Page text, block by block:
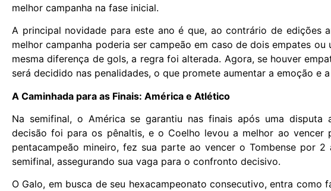
melhor campanha na fase inicial.
A principal novidade para este ano é que, ao contrário de edições
melhor campanha poderia ser campeão em caso de dois empates
mesma diferença de gols, a regra foi alterada. Agora, se houver
será decidido nas penalidades, o que promete aumentar a emoção e
A Caminhada para as Finais: América e Atlético
Na semifinal, o América se garantiu nas finais após uma disputa
decisão foi para os pênaltis, e o Coelho levou a melhor ao
pentacampeão mineiro, fez sua parte ao vencer o Tombense por
semifinal, assegurando sua vaga para o confronto decisivo.
O Galo, em busca de seu hexacampeonato consecutivo, entra como